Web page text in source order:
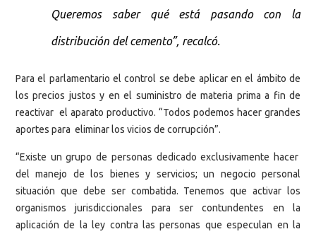
Queremos saber qué está pasando con la
distribución del cemento”, recalcó.
Para el parlamentario el control se debe aplicar en el ámbito de
los precios justos y en el suministro de materia prima a fin de
reactivar el aparato productivo. “Todos podemos hacer grandes
aportes para eliminar los vicios de corrupción”.
“Existe un grupo de personas dedicado exclusivamente hacer
del manejo de los bienes y servicios; un negocio personal
situación que debe ser combatida. Tenemos que activar los
organismos jurisdiccionales para ser contundentes en la
aplicación de la ley contra las personas que especulan en la